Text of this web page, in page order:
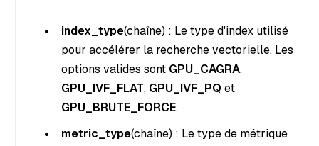
index_type(chaîne) : Le type d'index utilisé
pour accélérer la recherche vectorielle. Les
options valides sont GPU_CAGRA,
GPU_IVF_FLAT, GPU_IVF_PQ et
GPU_BRUTE_FORCE.
metric_type(chaîne) : Le type de métrique